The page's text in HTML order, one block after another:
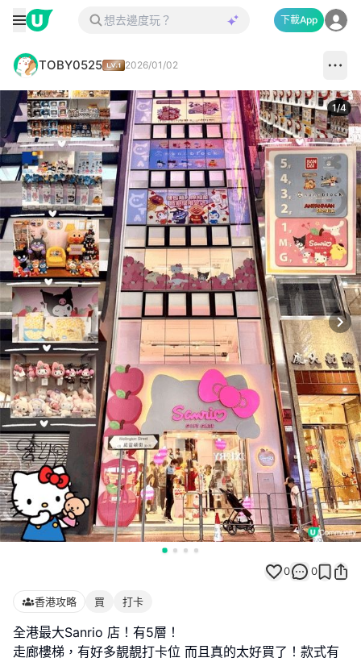
下載App
TOBY0525 2026/01/02
1/4
0 0
香港攻略 買 打卡
全港最大Sanrio 店！有5層！
走廊樓梯，有好多靚靚打卡位 而且真的太好買了！款式有